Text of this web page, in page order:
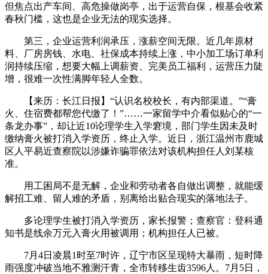
但焦点出产车间、高危操做岗亭，出于运营自保，根基会收紧
春秋门槛，这也是企业无法的现实选择。
第三，企业运营利润承压，涨薪空间无限。近几年原材
料、厂房房钱、水电、社保成本持续上涨，中小加工场订单利
润持续压缩，想要大幅上调薪资、完美员工福利，运营压力陡
增，很难一次性满脚年轻人全数。
【来历：长江日报】“认识名校校长，有内部渠道。”“膏
火、住宿费都帮您代缴了！”……一家留学中介看似贴心的“一
条龙办事”，却让近10论理学生入学窘境，部门学生因未及时
缴纳膏火被打消入学资历，终止入学。近日，浙江温州市鹿城
区人平易近查察院以涉嫌诈骗罪依法对该机构担任人刘某核
准。
用工困局不是无解，企业和劳动者各自做出调整，就能缓
解招工难、留人难的矛盾，别离给出贴合现实的落地法子。
多论理学生被打消入学资历，家长报警；查察官：登科通
知书是线余万元入膏火用被调用；机构担任人已被。
7月4日凌晨1时至7时许，辽宁市区呈现特大暴雨，短时降
雨强度冲破当地不雅测汗青，全市转移生齿3596人。7月5日，